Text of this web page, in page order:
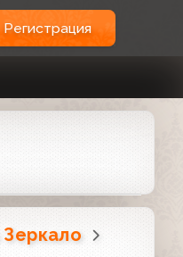
Регистрация
Зеркало